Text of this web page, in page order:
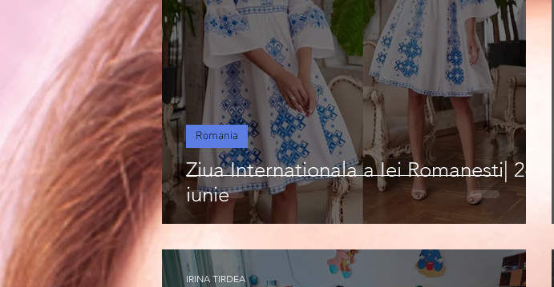
Ziua Internationala a Iei Romanesti| 24
iunie
Romania
IRINA TIRDEA